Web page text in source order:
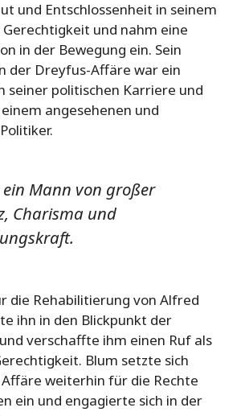
und Entschlossenheit in seinem
und nahm eine
in der Bewegung ein. Sein
der Dreyfus-Affäre war ein
seiner politischen Karriere und
angesehenen und
Mann von großer
Charisma und
die Rehabilitierung von Alfred
ihn in den Blickpunkt der
verschaffte ihm einen Ruf als
Blum setzte sich
weiterhin für die Rechte
ein und engagierte sich in der